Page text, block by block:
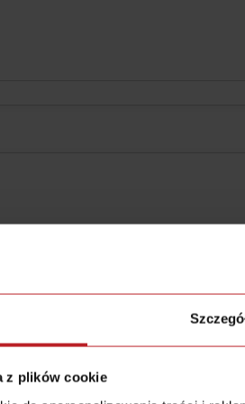
z plików cookie
to wideo zrobiłeś jak na moje
od kilku miesięcy), który daje
świetne, no i lepiej opłacalne 🙂